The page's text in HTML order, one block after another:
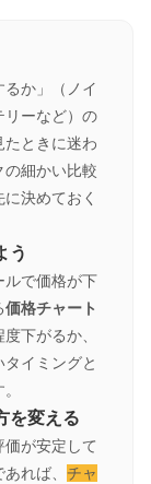
か」（ノイ
リーなど）の
たときに迷わ
の細かい比較
決めておく
う
ルで価格が下
価格チャート
下がるか、
タイミングと
を変える
が安定して
あれば、チャ